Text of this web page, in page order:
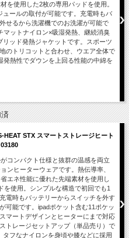
を使用した2枚の専用パッドを使用。
ールの取付が可能です。充電時もバ
せるから洗濯機でのお洗濯が可能で
マットナイロン×吸湿発熱、継続消臭
ッド発熱ジャケットです。スポーツ
のトリコットと合わせ、ウエア全体で
発熱性でダウンを上回る性能の中綿を
HEAT STX スマートストレージヒート
コンパクト仕様と抜群の温感を両立
ンヒーターウェアです。熱伝導率、
エネ性能に優れた先端素材を使用し
を使用。シンプルな構造で初回でも1
電時もバッテリーからスイッチを外す
可能です。ipadポケット含む11ポケッ
マートデザインとヒーターにまで対応
トレージセットアップ（単品売り）で
フなナイロンを身頃や膝などに採用